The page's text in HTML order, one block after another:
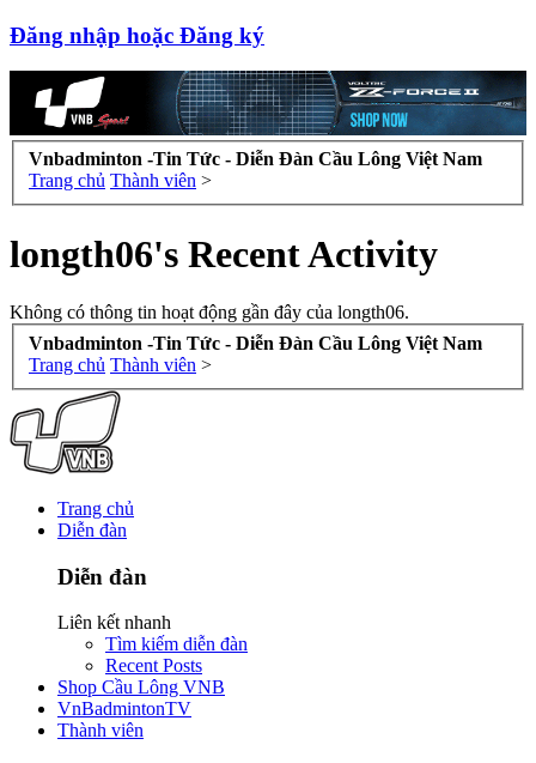
Đăng nhập hoặc Đăng ký
Vnbadminton -Tin Tức - Diễn Đàn Cầu Lông Việt Nam
Trang chủ Thành viên >
longth06's Recent Activity
Không có thông tin hoạt động gần đây của longth06.
Vnbadminton -Tin Tức - Diễn Đàn Cầu Lông Việt Nam
Trang chủ Thành viên >
Trang chủ
Diễn đàn
Diễn đàn
Liên kết nhanh
Tìm kiếm diễn đàn
Recent Posts
Shop Cầu Lông VNB
VnBadmintonTV
Thành viên